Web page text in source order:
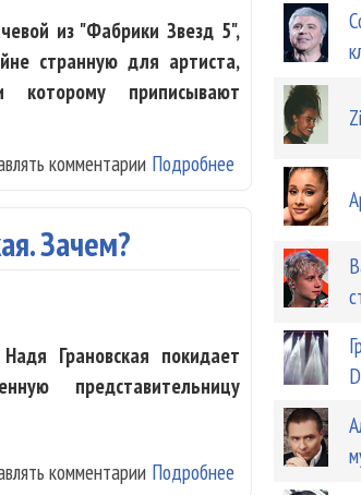
из "Фабрики Звезд 5",
странную для артиста,
которому приписывают
Подробнее о Мигель
комментарии
Зачем?
Грановская покидает
представительницу
Подробнее о "Виа Гру"
комментарии